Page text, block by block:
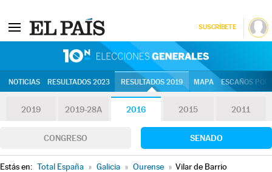
SUSCRÍBETE
NOTICIAS RESULTADOS 2023 RESULTADOS 2019 MAPA ESCAÑOS
2019 2019-28A 2016 2015 2011
CONGRESO SENADO
Estás en: Total España » Galicia » Ourense » Vilar de Barrio